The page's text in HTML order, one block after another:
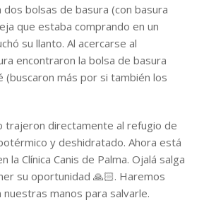
bolsas de basura (con basura
que estaba comprando en un
su llanto. Al acercarse al
encontraron la bolsa de basura
(buscaron más por si también los
trajeron directamente al refugio de
y deshidratado. Ahora está
la Clínica Canis de Palma. Ojalá salga
su oportunidad 🙏🏻. Haremos
manos para salvarle.